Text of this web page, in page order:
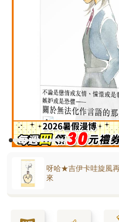
呀哈★吉伊卡哇旋風
來